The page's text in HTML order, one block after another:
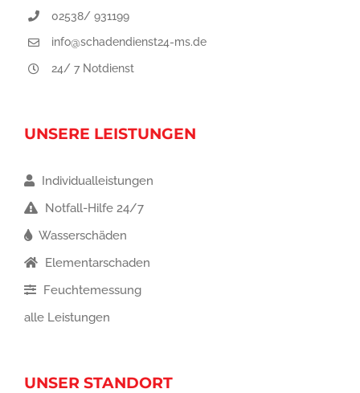
02538/ 931199
info@schadendienst24-ms.de
24/ 7 Notdienst
UNSERE LEISTUNGEN
Individualleistungen
Notfall-Hilfe 24/7
Wasserschäden
Elementarschaden
Feuchtemessung
alle Leistungen
UNSER STANDORT